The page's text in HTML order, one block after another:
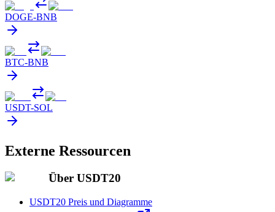
DOGE-BNB
BTC-BNB
USDT-SOL
Externe Ressourcen
Über USDT20
USDT20 Preis und Diagramme